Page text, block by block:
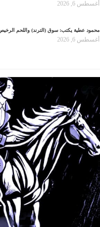
أغسطس 6, 2026
محمود عطية يكتب: سوق (الترند) واللحم
أغسطس 6, 2026